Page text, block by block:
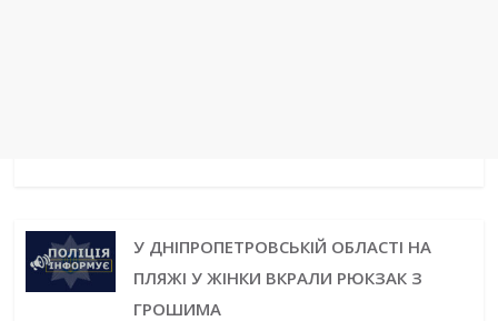
У ДНІПРОПЕТРОВСЬКІЙ ОБЛАСТІ НА
ПЛЯЖІ У ЖІНКИ ВКРАЛИ РЮКЗАК З
ГРОШИМА